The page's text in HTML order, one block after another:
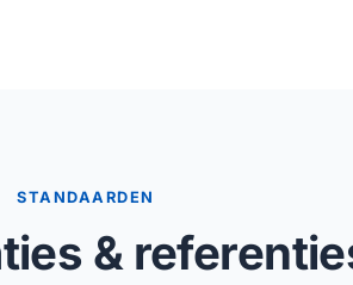
STANDAARDEN
&